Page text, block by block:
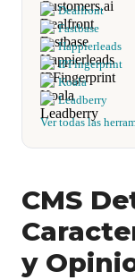
Dealfront
Fastbase
Happierleads
IPFingerprint
Koala
Leadberry
Ver todas las
CMS
y